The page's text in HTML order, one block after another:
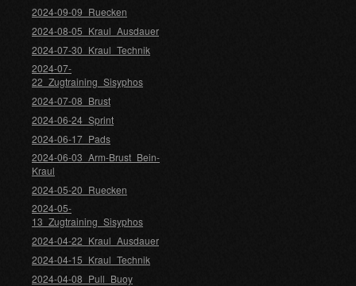
2024-09-09_Ruecken
2024-08-05_Kraul_Ausdauer
2024-07-30_Kraul_Technik
2024-07-
22_Zugtraining_Sisyphos
2024-07-08_Brust
2024-06-24_Sprint
2024-06-17_Pads
2024-06-03_Arm-Brust_Bein-
Kraul
2024-05-20_Ruecken
2024-05-
13_Zugtraining_Sisyphos
2024-04-22_Kraul_Ausdauer
2024-04-15_Kraul_Technik
2024-04-08_Pull_Buoy